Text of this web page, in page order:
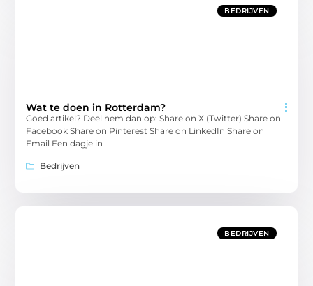
BEDRIJVEN
Wat te doen in Rotterdam?
Goed artikel? Deel hem dan op: Share on X (Twitter) Share on
Facebook Share on Pinterest Share on LinkedIn Share on
Email Een dagje in
Bedrijven
BEDRIJVEN